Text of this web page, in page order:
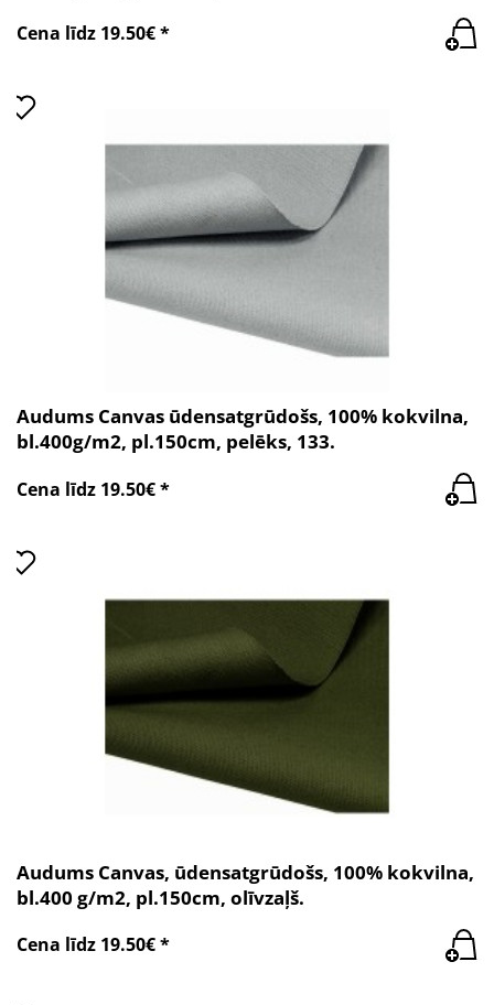
Cena līdz 19.50€ *
Audums Canvas ūdensatgrūdošs, 100% kokvilna,
bl.400g/m2, pl.150cm, pelēks, 133.
Cena līdz 19.50€ *
Audums Canvas, ūdensatgrūdošs, 100% kokvilna,
bl.400 g/m2, pl.150cm, olīvzaļš.
Cena līdz 19.50€ *